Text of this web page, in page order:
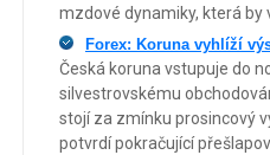
mzdové dynamiky, která by
Forex: Koruna vyhlíží
Česká koruna vstupuje do
silvestrovskému
stojí za zmínku prosincový
potvrdí pokračující